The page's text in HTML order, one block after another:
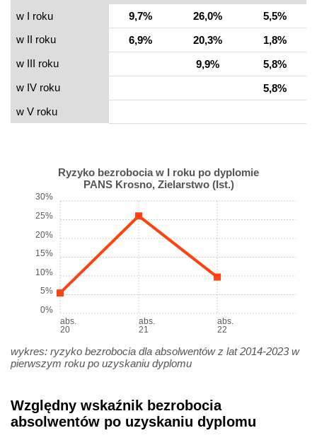
w I roku
9,7% 26,0%
5,5%
w II roku
6,9% 20,3%
1,8%
w III roku
9,9%
5,8%
w IV roku
5,8%
w V roku
Ryzyko bezrobocia w I roku po dyplomie
PANS Krosno, Zielarstwo (Ist.)
abs.
20
abs.
21
abs.
22
0%
5%
10%
15%
20%
25%
30%
wykres: ryzyko bezrobocia dla absolwentów z lat 2014-2023 w
pierwszym roku po uzyskaniu dyplomu
Względny wskaźnik bezrobocia
absolwentów po uzyskaniu dyplomu